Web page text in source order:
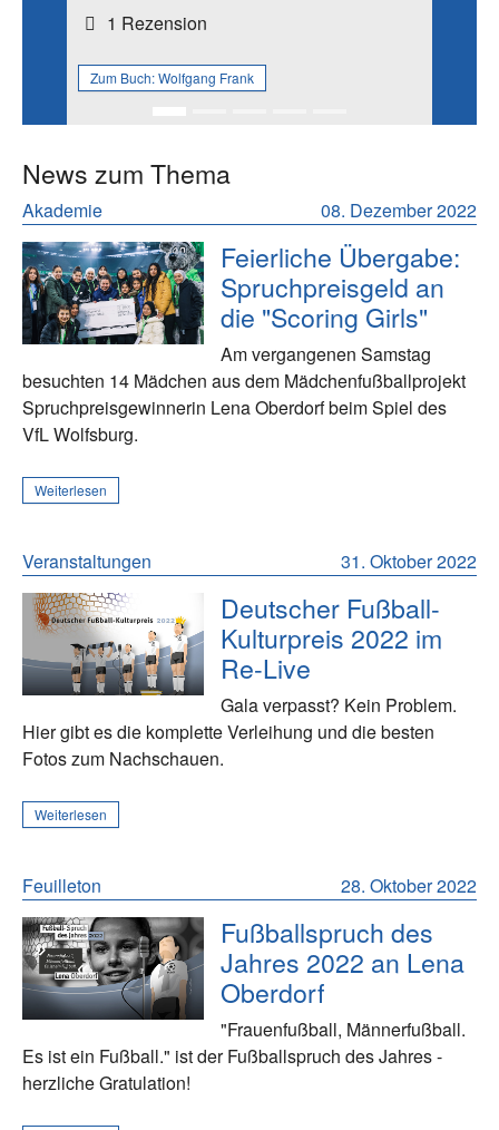
1 Rezension
Zum Buch:Wolfgang Frank
News zum Thema
08. Dezember 2022
Akademie
Feierliche Übergabe:
Spruchpreisgeld an
die "Scoring Girls"
Am vergangenen Samstag
besuchten 14 Mädchen aus dem Mädchenfußballprojekt
Spruchpreisgewinnerin Lena Oberdorf beim Spiel des
VfL Wolfsburg.
Weiterlesen
31. Oktober 2022
Veranstaltungen
Deutscher Fußball-
Kulturpreis 2022 im
Re-Live
Gala verpasst? Kein Problem.
Hier gibt es die komplette Verleihung und die besten
Fotos zum Nachschauen.
Weiterlesen
28. Oktober 2022
Feuilleton
Fußballspruch des
Jahres 2022 an Lena
Oberdorf
"Frauenfußball, Männerfußball.
Es ist ein Fußball." ist der Fußballspruch des Jahres -
herzliche Gratulation!